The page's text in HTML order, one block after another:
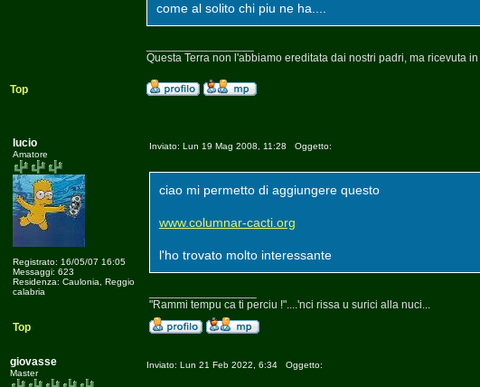
come al solito chi piu ne ha....
Questa Terra non l'abbiamo ereditata dai nostri padri, ma ricevuta
Top
lucio
Amatore
Registrato: 16/05/07 16:05
Messaggi: 623
Residenza: Caulonia, Reggio
calabria
Inviato: Lun 19 Mag 2008, 11:28 Oggetto:
ciao mi permetto di aggiungere questo
www.columnar-cacti.org
l'ho trovato molto interessante
"Rammi tempu ca ti perciu !"....'nci rissa u surici alla nuci...
Top
giovasse
Master
Inviato: Lun 21 Feb 2022, 6:34 Oggetto: